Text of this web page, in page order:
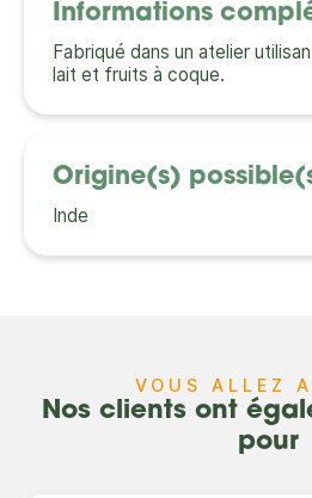
Informations
Fabriqué dans un atelier
lait et fruits à coque.
Origine(s)
Inde
VOUS ALLEZ
Nos clients ont
pour